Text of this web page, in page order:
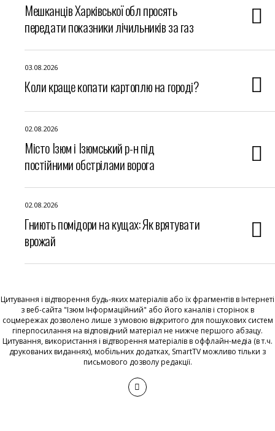
Мешканців Харківської обл просять
передати показники лічильників за газ
03.08.2026
Коли краще копати картоплю на городі?
02.08.2026
Місто Ізюм і Ізюмський р-н під
постійними обстрілами ворога
02.08.2026
Гниють помідори на кущах: Як врятувати
врожай
Цитування і відтворення будь-яких матеріалів або їх фрагментів в Інтернеті
з веб-сайта "Ізюм Інформаційний" або його каналів і сторінок в
соцмережах дозволено лише з умовою відкритого для пошукових систем
гіперпосилання на відповідний матеріал не нижче першого абзацу.
Цитування, використання і відтворення матеріалів в оффлайн-медіа (в т.ч.
друкованих виданнях), мобільних додатках, SmartTV можливо тільки з
письмового дозволу редакції.